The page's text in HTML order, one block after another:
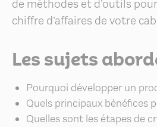
de méthodes et d’outils
chiffre d’affaires de votre
Les sujets
Pourquoi développer un
Quels principaux bénéfices
Quelles sont les étapes de